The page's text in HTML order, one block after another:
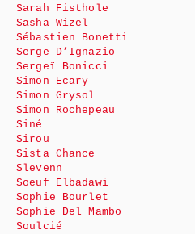
Sarah Fisthole
Sasha Wizel
Sébastien Bonetti
Serge D’Ignazio
Sergeï Bonicci
Simon Ecary
Simon Grysol
Simon Rochepeau
Siné
Sirou
Sista Chance
Slevenn
Soeuf Elbadawi
Sophie Bourlet
Sophie Del Mambo
Soulcié